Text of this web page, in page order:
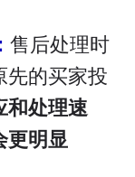
售后处理时
先的买家投
和处理速
更明显